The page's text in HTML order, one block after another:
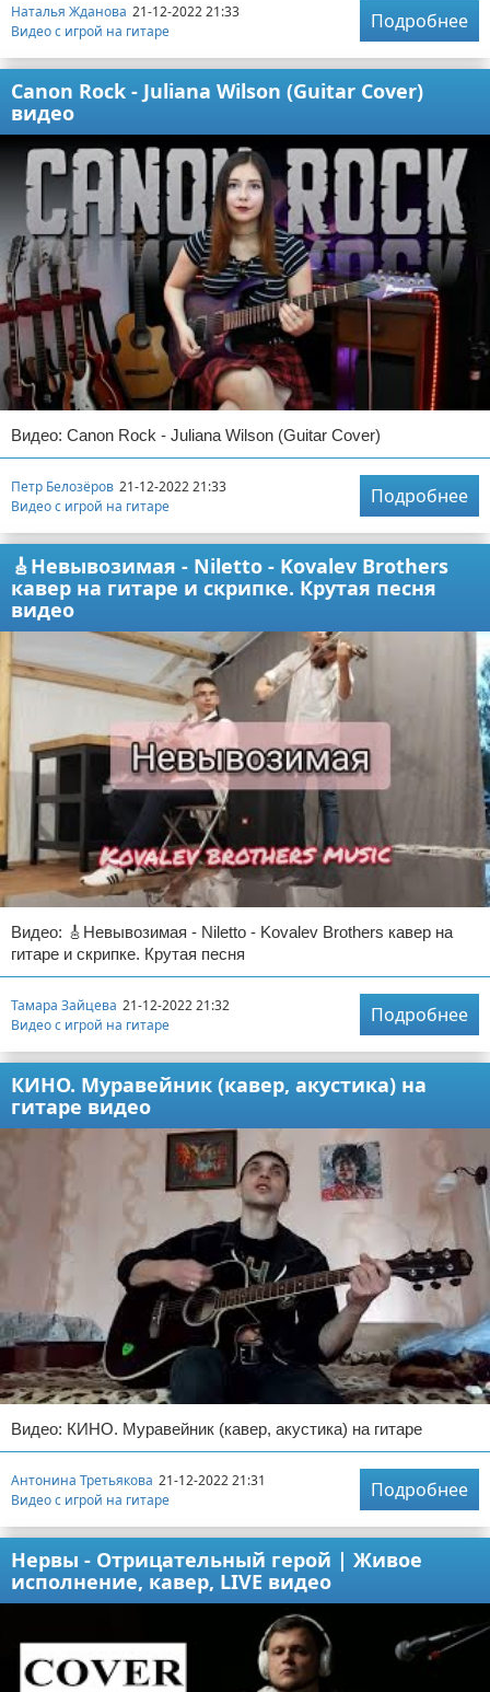
Наталья Жданова 21-12-2022 21:33
Видео с игрой на гитаре
Подробнее
Canon Rock - Juliana Wilson (Guitar Cover)
видео
Видео: Canon Rock - Juliana Wilson (Guitar Cover)
Петр Белозёров 21-12-2022 21:33
Видео с игрой на гитаре
Подробнее
🎸Невывозимая - Niletto - Kovalev Brothers
кавер на гитаре и скрипке. Крутая песня
видео
Видео: 🎸Невывозимая - Niletto - Kovalev Brothers кавер на
гитаре и скрипке. Крутая песня
Тамара Зайцева 21-12-2022 21:32
Видео с игрой на гитаре
Подробнее
КИНО. Муравейник (кавер, акустика) на
гитаре видео
Видео: КИНО. Муравейник (кавер, акустика) на гитаре
Антонина Третьякова 21-12-2022 21:31
Видео с игрой на гитаре
Подробнее
Нервы - Отрицательный герой | Живое
исполнение, кавер, LIVE видео